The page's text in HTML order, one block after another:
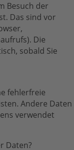
Besuch der
Das sind vor
Die
sobald Sie
fehlerfreie
Andere Daten
verwendet
Daten?